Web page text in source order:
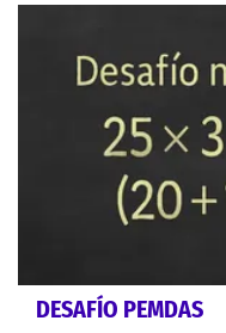
DESAFÍO PEMDAS